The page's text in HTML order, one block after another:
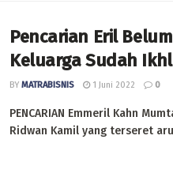
Pencarian Eril
Keluarga Sudah
BY MATRABISNIS 1 Juni 2022 0
PENCARIAN Emmeril Kahn
Ridwan Kamil yang terseret